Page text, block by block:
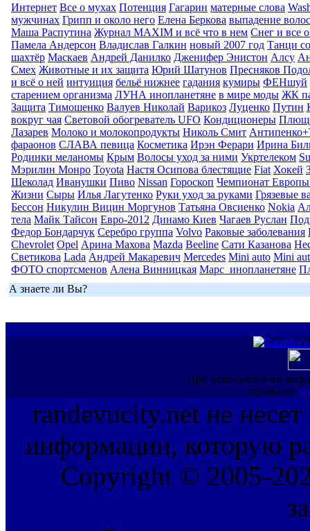
Интернет Все о мухах Потенция Гагарин матерные слова
мужчинах Грипп и около него Елена Беркова выпадение волос
Маша Распутина Журнал MAXIM и всё что в нем Снег и все
Памела Андерсон Владислав Галкин новый 2007 год Танци
шахтёр Маскаев Андрей Данилко Дженифер Энистон Алсу
Смех Животные и их защита Юрий Шатунов Пресняков
и всё о ней интуиция бельё нижнее гадания кумиры ФЕНшуй
старением организма ЛУНА инопланетяне в мире моды ЖК
Защита Тимошенко Валуев Николай Варикоз Луценко Путин
вокруг чая Световой обогреватель UFO Кондиционеры
Лазарев Молоко и молокопродукты Николь Смит
фараонов СЛАВА певица Косметика Ирэн Ферари Ирина
Родинки меланомы Крым Волосы уход за ними Укртелеком
Мэрилин Монро Toyota Настя Осипова блестящие Fiat Хокей
Шеколад Иванушки Пиво Nissan Гороскоп Чемпионат
Жизни Сыры Илья Лагутенко Руки уход за руками Грязевые
Бессон Никулин Вицин Моргунов Татьяна Овсиенко Nokia
тела Майк Тайсон Евро-2012 Динамо Киев Чагаев Руслан
Федор Бондарчук Серебро группа Volvo Раковые заболевания
Chevrolet Opel Арина Махова Mazda Beeline Сати Казанова
Светикова Lada Андрей Макаревич Mercedes Mini auto Mini
ФОТО спортсменов Алена Винницкая Марс_инопланетяне
А знаете ли Вы?
При использовании
ссылка на
randevucity.net не несет
информации, которую
Copyright © 2005-